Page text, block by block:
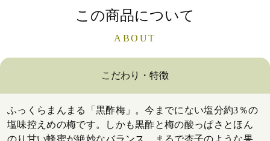
この商品について
ABOUT
こだわり・特徴
ふっくらまんまる「黒酢梅」。今までにない塩分約3％の
塩味控えめの梅です。しかも黒酢と梅の酸っぱさとほん
のり甘い蜂蜜が絶妙なバランス。まるで杏子のような果